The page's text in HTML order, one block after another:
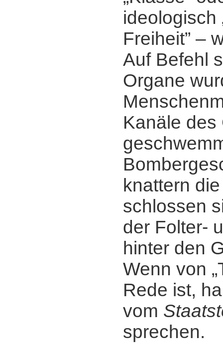
ideologisch
Freiheit” ‒
Auf Befehl
Organe
Kanäle des
knattern
schlossen
der Folter-
hinter den
Wenn von
Rede ist,
vom
sprechen.